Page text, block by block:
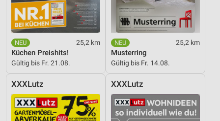
25,2 km
Küchen Preishits!
Gültig bis Fr. 21.08.
25,2 km
Musterring
Gültig bis Fr. 14.08.
XXXLutz XXXLutz